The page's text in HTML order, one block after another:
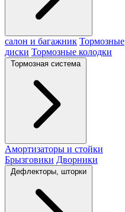
салон и багажник Тормозные
диски Тормозные колодки
Тормозная система
Амортизаторы и стойки
Брызговики Дворники
Дефлекторы, шторки